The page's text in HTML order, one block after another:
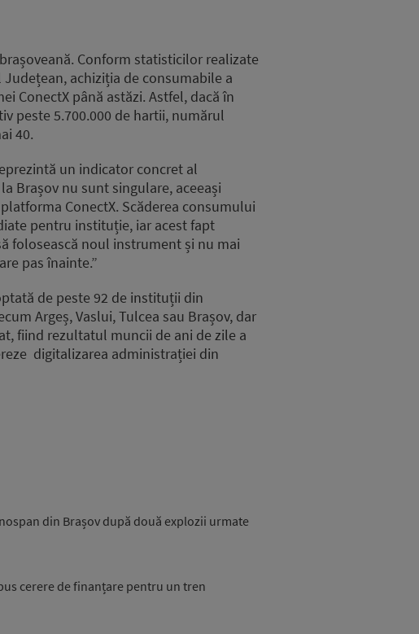
Conform statisticilor realizate
achiziția de consumabile a
ConectX până astăzi. Astfel, dacă în
peste 5.700.000 de hartii, numărul
40.
un indicator concret al
Brașov nu sunt singulare, aceeași
ConectX. Scăderea consumului
pentru instituție, iar acest fapt
folosească noul instrument și nu mai
pas înainte.”
de peste 92 de instituții din
Argeș, Vaslui, Tulcea sau Brașov, dar
fiind rezultatul muncii de ani de zile a
digitalizarea administrației din
din Brașov după două explozii urmate
cerere de finanțare pentru un tren